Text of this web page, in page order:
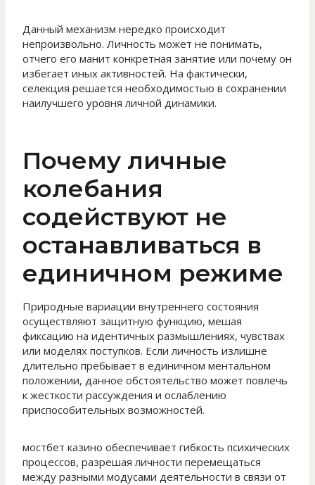
Данный механизм нередко происходит
непроизвольно. Личность может не понимать,
отчего его манит конкретная занятие или почему он
избегает иных активностей. На фактически,
селекция решается необходимостью в сохранении
наилучшего уровня личной динамики.
Почему личные
колебания
содействуют не
останавливаться в
единичном режиме
Природные вариации внутреннего состояния
осуществляют защитную функцию, мешая
фиксацию на идентичных размышлениях, чувствах
или моделях поступков. Если личность излишне
длительно пребывает в единичном ментальном
положении, данное обстоятельство может повлечь
к жесткости рассуждения и ослаблению
приспособительных возможностей.
мостбет казино обеспечивает гибкость психических
процессов, разрешая личности перемещаться
между разными модусами деятельности в связи от